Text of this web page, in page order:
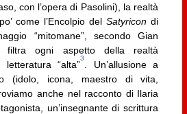
con l’opera di Pasolini), la realtà
come l’Encolpio delSatyricon di
“mitomane”, secondo Gian
filtra ogni aspetto della realtà
“alta”
3
. Un’allusione a
(idolo, icona, maestro di vita,
anche nel racconto di Ilaria
un’insegnante di scrittura